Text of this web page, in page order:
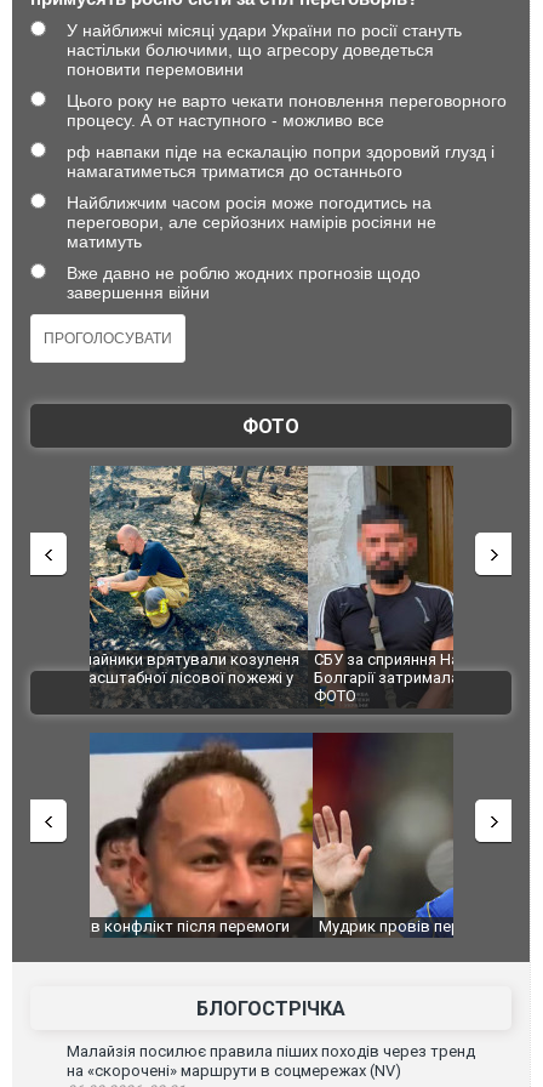
У найближчі місяці удари України по росії стануть
настільки болючими, що агресору доведеться
поновити перемовини
Цього року не варто чекати поновлення переговорного
процесу. А от наступного - можливо все
рф навпаки піде на ескалацію попри здоровий глузд і
намагатиметься триматися до останнього
Найближчим часом росія може погодитись на
переговори, але серйозних намірів росіяни не
матимуть
Вже давно не роблю жодних прогнозів щодо
завершення війни
ФОТО
пожежі у
СБУ за сприяння Нацполіції та правоохоронців
Болгарії затримала міжнародного наркобарона.
ФОТО
Росіяни
одна
ВІДЕО
Мудрик провів перший матч за "Челсі" після
допінгової дискваліфікації. ВІДЕО
під час
Франції
БЛОГОСТРІЧКА
Малайзія посилює правила піших походів через тренд
на «скорочені» маршрути в соцмережах (NV)